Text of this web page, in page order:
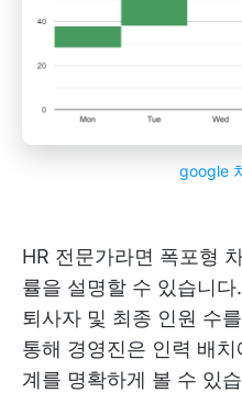
google
HR 전문가라면 폭포형
률을 설명할 수 있습니
퇴사자 및 최종 인원 수
통해 경영진은 인력 배
계를 명확하게 볼 수 있